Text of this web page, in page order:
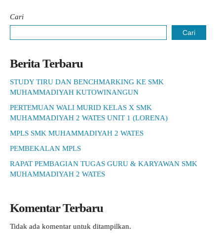
Cari
Cari
Berita Terbaru
STUDY TIRU DAN BENCHMARKING KE SMK
MUHAMMADIYAH KUTOWINANGUN
PERTEMUAN WALI MURID KELAS X SMK
MUHAMMADIYAH 2 WATES UNIT 1 (LORENA)
MPLS SMK MUHAMMADIYAH 2 WATES
PEMBEKALAN MPLS
RAPAT PEMBAGIAN TUGAS GURU & KARYAWAN SMK
MUHAMMADIYAH 2 WATES
Komentar Terbaru
Tidak ada komentar untuk ditampilkan.